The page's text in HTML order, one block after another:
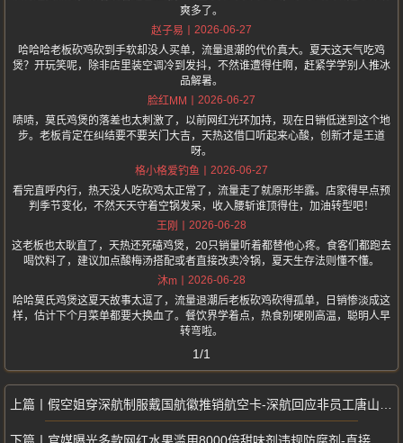
爽多了。
赵子易
2026-06-27
哈哈哈老板砍鸡砍到手软却没人买单，流量退潮的代价真大。夏天这天气吃鸡
煲？开玩笑呢，除非店里装空调冷到发抖，不然谁遭得住啊，赶紧学学别人推冰
品解暑。
脸红MM
2026-06-27
啧啧，莫氏鸡煲的落差也太刺激了，以前网红光环加持，现在日销低迷到这个地
步。老板肯定在纠结要不要关门大吉，天热这借口听起来心酸，创新才是王道
呀。
格小格爱钓鱼
2026-06-27
看完直呼内行，热天没人吃砍鸡太正常了，流量走了就原形毕露。店家得早点预
判季节变化，不然天天守着空锅发呆，收入腰斩谁顶得住，加油转型吧！
王刚
2026-06-28
这老板也太耿直了，天热还死磕鸡煲，20只销量听着都替他心疼。食客们都跑去
喝饮料了，建议加点酸梅汤搭配或者直接改卖冷锅，夏天生存法则懂不懂。
沐m
2026-06-28
哈哈莫氏鸡煲这夏天故事太逗了，流量退潮后老板砍鸡砍得孤单，日销惨淡成这
样，估计下个月菜单都要大换血了。餐饮界学着点，热食别硬刚高温，聪明人早
转弯啦。
1/1
假空姐穿深航制服戴国航徽推销航空卡-深航回应非员工唐山机场已出手